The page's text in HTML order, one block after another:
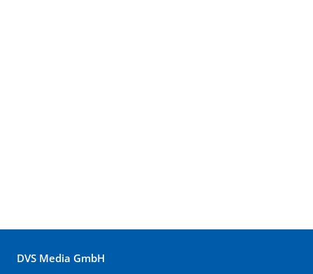
DVS Media GmbH